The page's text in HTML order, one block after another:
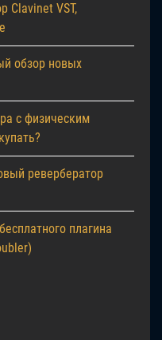
Clavinet VST,
обзор новых
с физическим
ревербератор
плагина